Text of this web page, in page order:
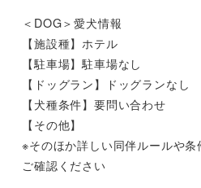
＜DOG＞愛犬情報
【施設種】ホテル
【駐車場】駐車場なし
【ドッグラン】ドッグランなし
【犬種条件】要問い合わせ
【その他】
※そのほか詳しい同伴ルールや
ご確認ください